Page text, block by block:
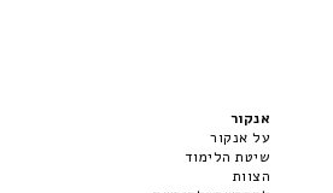
אנקור
על אנקור
שיטת הלימוד
הצוות